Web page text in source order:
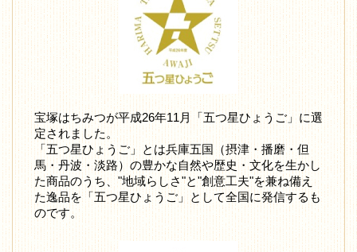
宝塚はちみつが平成26年11月「五つ星ひょうご」に選
定されました。
「五つ星ひょうご」とは兵庫五国（摂津・播磨・但
馬・丹波・淡路）の豊かな自然や歴史・文化を生かし
た商品のうち、"地域らしさ"と"創意工夫"を兼ね備え
た逸品を「五つ星ひょうご」として全国に発信するも
のです。